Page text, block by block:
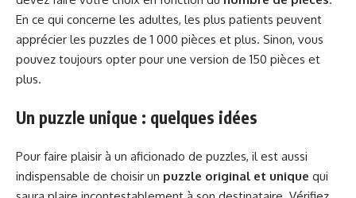
En ce qui concerne les adultes, les plus patients peuvent
apprécier les puzzles de 1 000 pièces et plus. Sinon, vous
pouvez toujours opter pour une version de 150 pièces et
plus.
Un puzzle unique : quelques idées
Pour faire plaisir à un aficionado de puzzles, il est aussi
indispensable de choisir un puzzle original et unique qui